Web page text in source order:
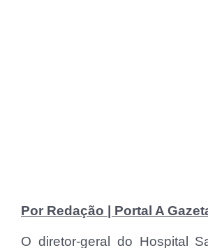
Por Redação | Portal A
O diretor-geral do Hospital